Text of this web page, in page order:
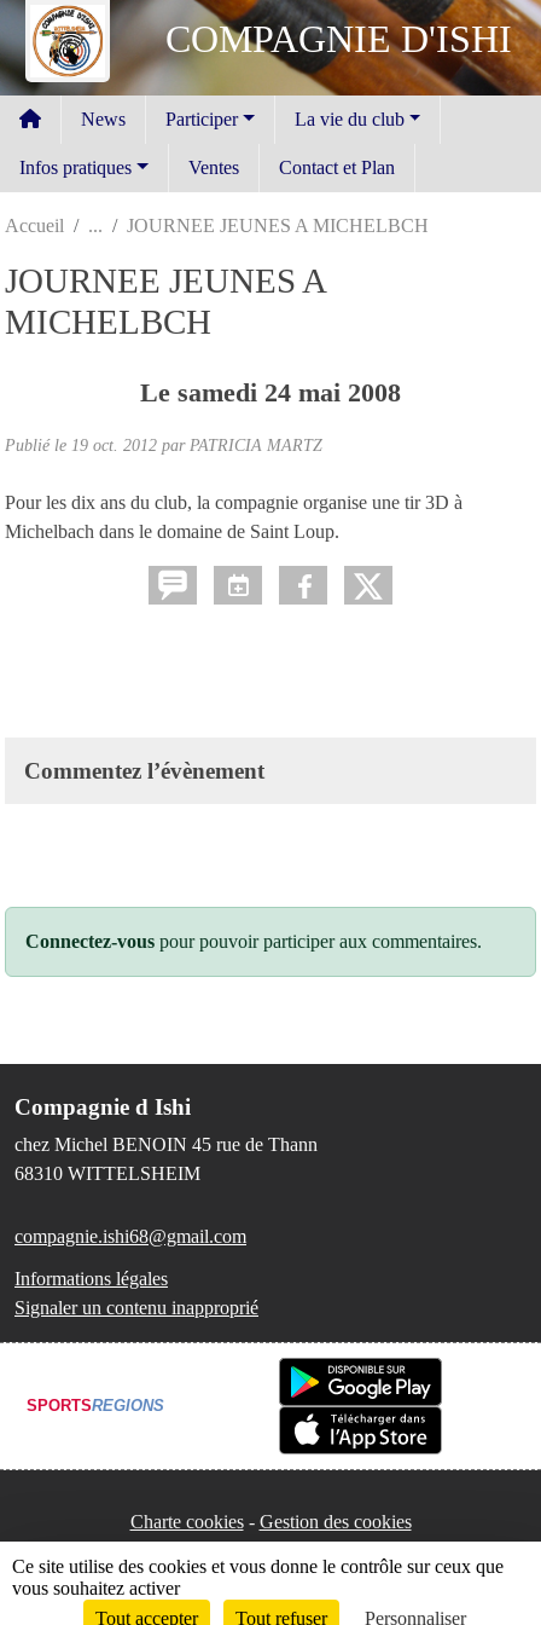
COMPAGNIE D'ISHI
News Participer La vie du club
Infos pratiques Ventes Contact et Plan
Accueil JOURNEE JEUNES A MICHELBCH
JOURNEE JEUNES A
MICHELBCH
Le samedi 24 mai 2008
Publié le 19 oct. 2012 par PATRICIA MARTZ
Pour les dix ans du club, la compagnie organise une tir 3D à
Michelbach dans le domaine de Saint Loup.
Commentez l’évènement
Connectez-vous pour pouvoir participer aux commentaires.
Compagnie d Ishi
chez Michel BENOIN 45 rue de Thann
68310 WITTELSHEIM
compagnie.ishi68@gmail.com
Informations légales
Signaler un contenu inapproprié
SPORTSREGIONS
Charte cookies Gestion des cookies
Envie de participer ?
Panneau de gestion des cookies
Ce site utilise des cookies et vous donne le contrôle sur ceux que
vous souhaitez activer
Tout accepter
Tout refuser Personnaliser